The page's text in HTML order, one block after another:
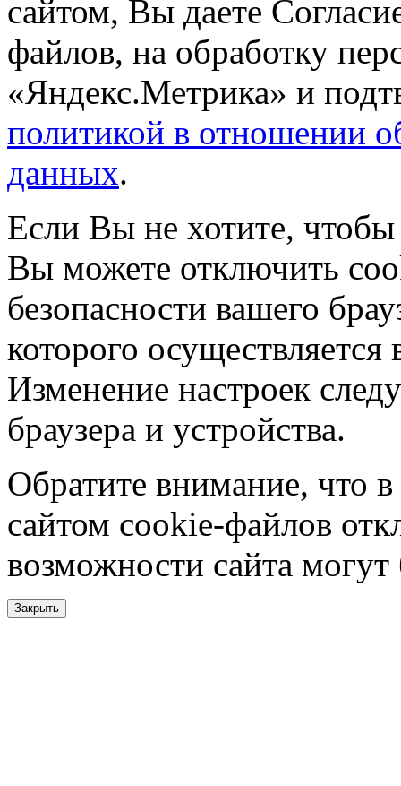
сайтом, Вы даете
файлов, на обработку
«Яндекс.Метрика» и
политикой в отношении
данных.
Если Вы не хотите,
Вы можете отключить
безопасности вашего
которого
Изменение настроек
браузера и устройства.
Обратите внимание, что в
сайтом cookie-файлов
возможности сайта
Закрыть